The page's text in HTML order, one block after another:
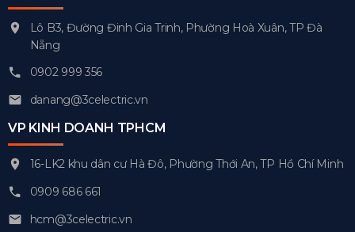
Lô B3, Đường Đinh Gia Trinh, Phường Hoà Xuân, TP Đà
Nẵng
0902 999 356
danang@3celectric.vn
VP KINH DOANH TPHCM
16-LK2 khu dân cư Hà Đô, Phường Thới An, TP Hồ Chí Minh
0909 686 661
hcm@3celectric.vn